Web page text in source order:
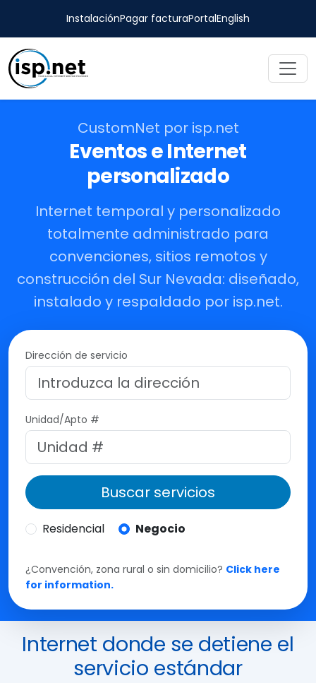
InstalaciónPagar facturaPortalEnglish
CustomNet por isp.net
Eventos e Internet
personalizado
Internet temporal y personalizado
totalmente administrado para
convenciones, sitios remotos y
construcción del Sur Nevada: diseñado,
instalado y respaldado por isp.net.
Dirección de servicio
Unidad/Apto #
Buscar servicios
Residencial Negocio
¿Convención, zona rural o sin domicilio? Click here
for information.
Internet donde se detiene el
servicio estándar